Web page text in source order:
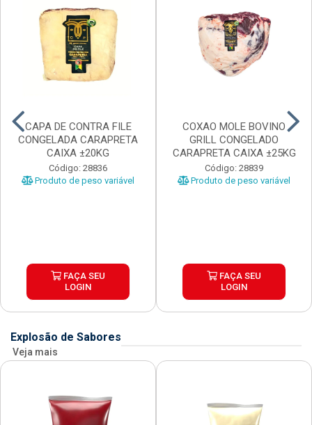
CAPA DE CONTRA FILE
CONGELADA CARAPRETA
CAIXA ±20KG
Código: 28836
Produto de peso variável
FAÇA SEU
LOGIN
COXAO MOLE BOVINO
GRILL CONGELADO
CARAPRETA CAIXA ±25KG
Código: 28839
Produto de peso variável
FAÇA SEU
LOGIN
Explosão de Sabores
Veja mais